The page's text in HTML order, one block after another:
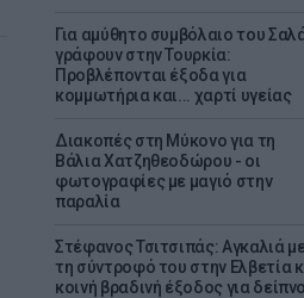
Για αμύθητο συμβόλαιο του
γράφουν στην Τουρκία:
Προβλέπονται έξοδα για
κομμωτήρια και... χαρτί υγείας
Διακοπές στη Μύκονο για τη
Βάλια Χατζηθεοδώρου - οι
φωτογραφίες με μαγιό στην
παραλία
Στέφανος Τσιτσιπάς: Αγκαλιά με
τη σύντροφό του στην Ελβετία
κοινή βραδινή έξοδος για δείπνο